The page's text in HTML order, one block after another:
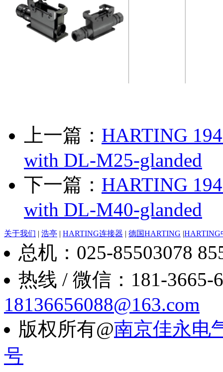
上一篇： HARTING
with DL-M25-glanded
下一篇： HARTING
with DL-M40-glanded
关于我们 | 浩亭 | HARTING连接器 | 德国HARTING |HARTING
总机：025-85503078
热线 / 微信：181-3665-
18136656088@163.com
版权所有@南京佳永电
号